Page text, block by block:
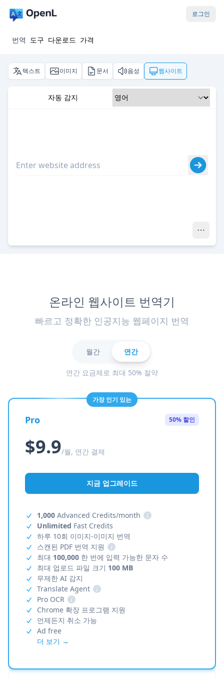
로그인
번역 도구 다운로드 가격
텍스트 이미지 문서 음성 웹사이트
자동 감지
온라인 웹사이트 번역기
빠르고 정확한 인공지능 웹페이지 번역
월간 연간
연간 요금제로 최대 50% 절약
가장 인기 있는
Pro 50% 할인
$9.9/월, 연간 결제
지금 업그레이드
1,000 Advanced Credits/month
i
Unlimited Fast Credits
하루 10회 이미지-이미지 번역
스캔된 PDF 번역 지원
i
최대 100,000 한 번에 입력 가능한 문자 수
최대 업로드 파일 크기 100 MB
무제한 AI 감지
Translate Agent
i
Pro OCR
i
Chrome 확장 프로그램 지원
언제든지 취소 가능
Ad free
더 보기 →